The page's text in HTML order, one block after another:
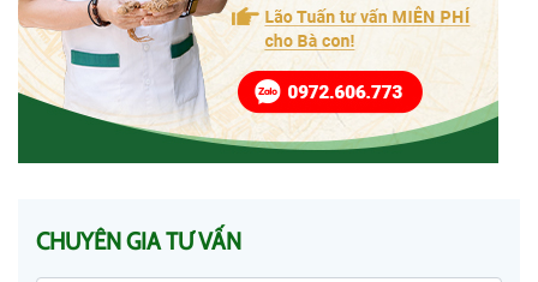
CHUYÊN GIA TƯ VẤN